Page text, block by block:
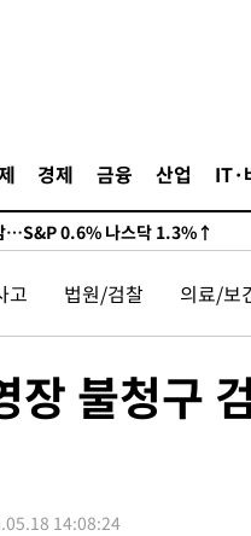
경제 금융 산업 IT·
…S&P 0.6% 나스닥 1.3%↑
고 법원/검찰 의료/보
장 불청구
14:08:24